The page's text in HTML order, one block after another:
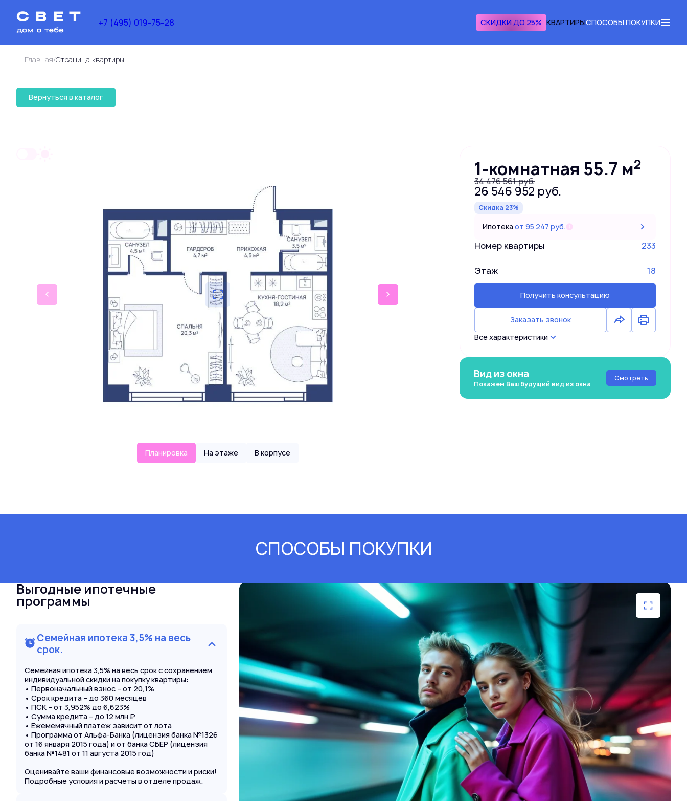
+7 (495) 019-75-28 СКИДКИ ДО 25% КВАРТИРЫСПОСОБЫ ПОКУПКИ
Главная/Cтраница квартиры
Вернуться в каталог
1-комнатная55.7 м
Планировка На этаже В корпусе
1-комнатная 55.7 м2
34 476 561 руб.
26 546 952 руб.
Скидка 23%
Ипотекаот 95 247 руб.
Номер квартиры 233
Этаж 18
Получить консультацию
Заказать звонок
Все характеристики
Вид из окна
Покажем Ваш будущий вид из окна
Смотреть
СПОСОБЫ ПОКУПКИ
Выгодные ипотечные
программы
Семейная ипотека 3,5% на весь
срок.
Семейная ипотека 3,5% на весь срок с сохранением
индивидуальной скидки на покупку квартиры:
• Первоначальный взнос – от 20,1%
• Срок кредита – до 360 месяцев
• ПСК – от 3,952% до 6,623%
• Сумма кредита – до 12 млн ₽
• Ежемемячный платеж зависит от лота
• Программа от Альфа-Банка (лицензия банка №1326
от 16 января 2015 года) и от банка СБЕР (лицензия
банка №1481 от 11 августа 2015 год)
Оценивайте ваши финансовые возможности и риски!
Подробные условия и расчеты в отделе продаж.